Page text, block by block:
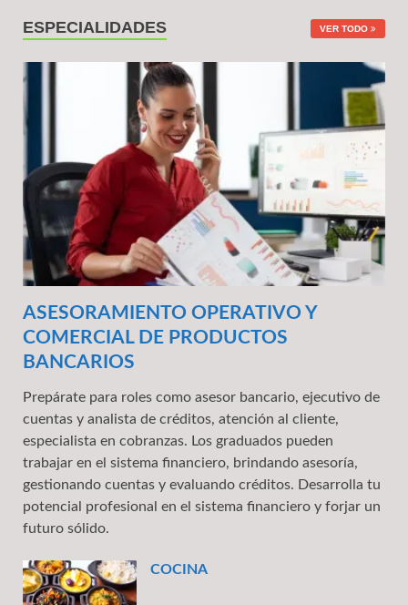
ESPECIALIDADES VER TODO
ASESORAMIENTO OPERATIVO Y
COMERCIAL DE PRODUCTOS
BANCARIOS
Prepárate para roles como asesor bancario, ejecutivo de
cuentas y analista de créditos, atención al cliente,
especialista en cobranzas. Los graduados pueden
trabajar en el sistema financiero, brindando asesoría,
gestionando cuentas y evaluando créditos. Desarrolla tu
potencial profesional en el sistema financiero y forjar un
futuro sólido.
COCINA